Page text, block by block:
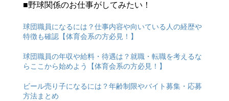
■野球関係のお仕事がしてみたい！
球団職員になるには？仕事内容や向いている人の経歴や
特徴も確認【体育会系の方必見！】
球団職員の年収や給料・待遇は？就職・転職を考えるな
らここから始めよう【体育会系の方必見！】
ビール売り子になるには？年齢制限やバイト募集・応募
方法まとめ